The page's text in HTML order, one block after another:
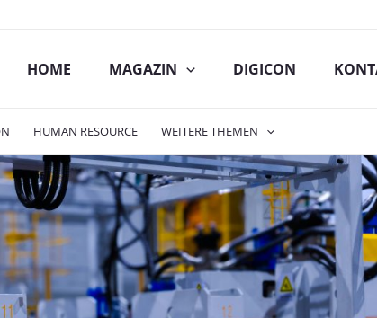
HOME MAGAZIN DIGICON
HUMAN RESOURCE WEITERE THEMEN